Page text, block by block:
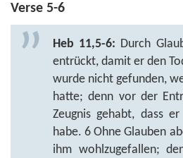
Verse 5-6
Heb 11,5-6: Durch
entrückt, damit er den
wurde nicht gefunden,
hatte; denn vor der
Zeugnis gehabt, dass
habe. 6 Ohne Glauben
ihm wohlzugefallen;